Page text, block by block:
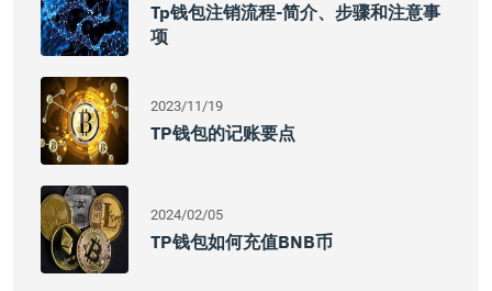
Tp钱包注销流程-简介、步骤和注意事
项
2023/11/19
TP钱包的记账要点
2024/02/05
TP钱包如何充值BNB币